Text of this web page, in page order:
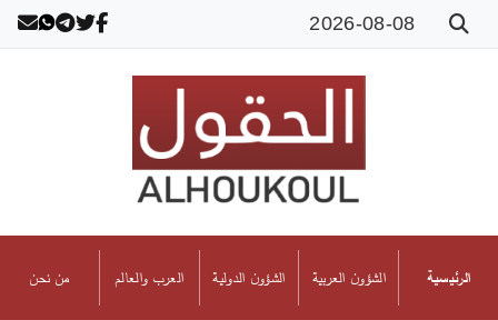
2026-08-08
الرئيسية الشؤون العربية الشؤون الدولية العرب والعالم من نحن